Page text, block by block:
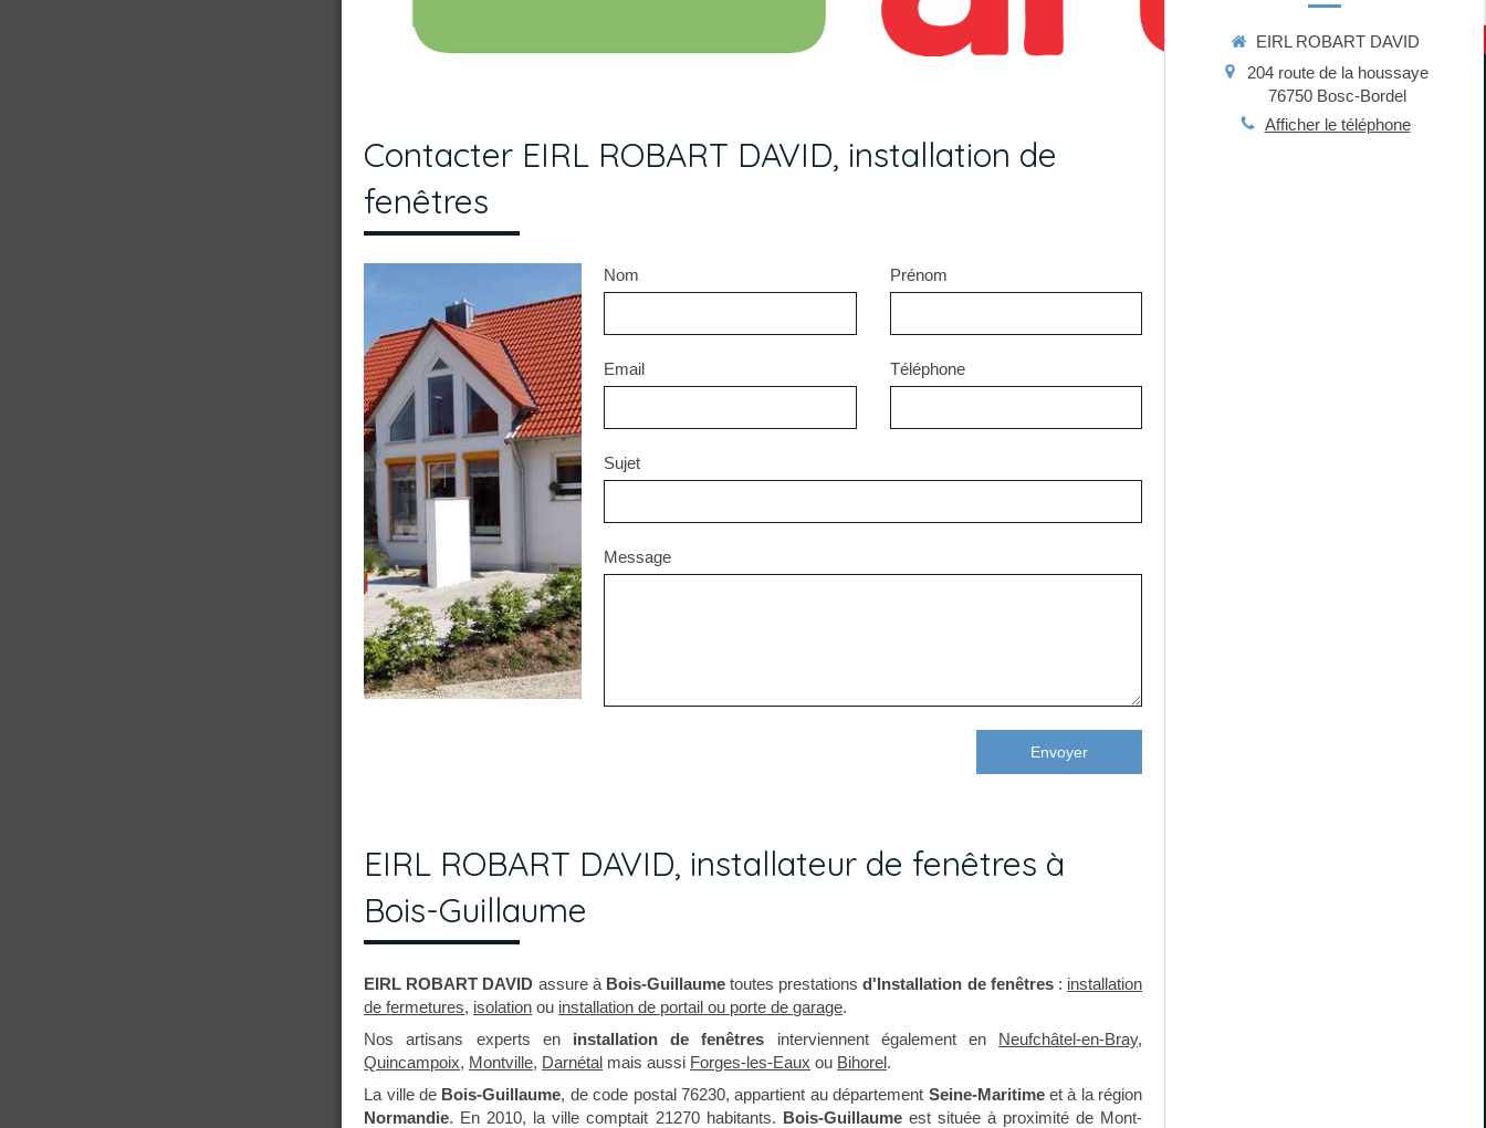
Contacter EIRL ROBART DAVID, installation de
fenêtres
Nom Prénom
Email Téléphone
Sujet
Message
Envoyer
EIRL ROBART DAVID, installateur de fenêtres à
Bois-Guillaume
EIRL ROBART DAVID assure à Bois-Guillaumetoutes prestations d'Installation de fenêtres: installation
de fermetures, isolation ou installation de portail ou porte de garage.
Nos artisans experts en installation de fenêtres interviennent également en Neufchâtel-en-Bray,
Quincampoix, Montville, Darnétal mais aussi Forges-les-Eaux ou Bihorel.
La ville de Bois-Guillaume, de code postal 76230, appartient au département Seine-Maritimeet à la région
Normandie. En 2010, la ville comptait 21270 habitants. Bois-Guillaumeest située à proximité de Mont-
EIRL ROBART DAVID
204 route de la houssaye
76750 Bosc-Bordel
Afficher le téléphone